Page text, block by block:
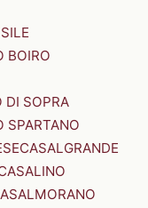
BOIRO
DI SOPRA
SPARTANO
CASALGRANDE